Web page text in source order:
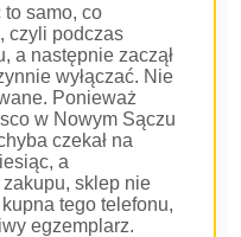
to samo, co
czyli podczas
a następnie zaczął
wyłączać. Nie
Ponieważ
w Nowym Sączu
czekał na
a
zakupu, sklep nie
tego telefonu,
egzemplarz.